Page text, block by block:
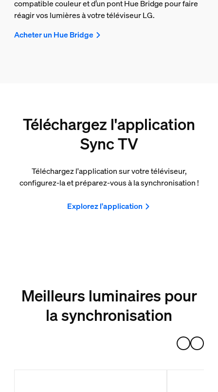
compatible couleur et d’un pont Hue Bridge pour faire
réagir vos lumières à votre téléviseur LG.
Acheter un Hue Bridge
Téléchargez l'application
Sync TV
Téléchargez l'application sur votre téléviseur,
configurez-la et préparez-vous à la synchronisation !
Explorez l'application
Meilleurs luminaires pour
la synchronisation